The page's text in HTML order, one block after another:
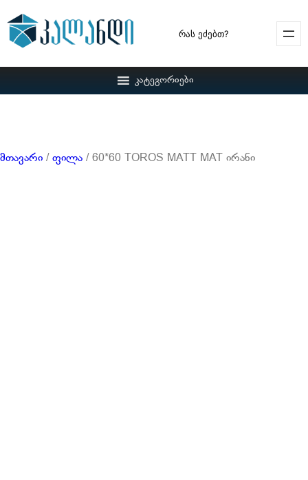
Search
კატეგორიები
მთავარი / ფილა / 60*60 TOROS MATT MAT ირანი